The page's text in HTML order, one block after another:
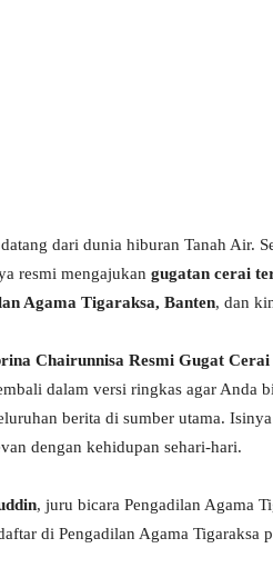
dari dunia hiburan Tanah Air.
resmi mengajukan gugatan cerai
Agama Tigaraksa, Banten, dan
Chairunnisa Resmi Gugat
dalam versi ringkas agar Anda
berita di sumber utama.
dengan kehidupan sehari-hari.
, juru bicara Pengadilan Agama
di Pengadilan Agama